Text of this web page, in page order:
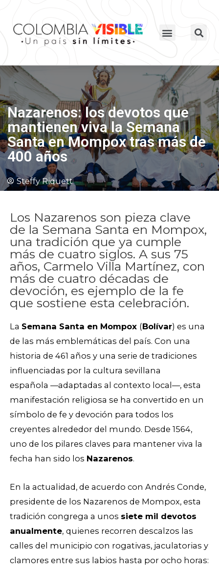
Nazarenos: los devotos que
mantienen viva la Semana
Santa en Mompox tras más de
400 años
Steffy Riquett
Los Nazarenos son pieza clave
de la Semana Santa en Mompox,
una tradición que ya cumple
más de cuatro siglos. A sus 75
años, Carmelo Villa Martínez, con
más de cuatro décadas de
devoción, es ejemplo de la fe
que sostiene esta celebración.
La Semana Santa en Mompox (Bolívar) es una
de las más emblemáticas del país. Con una
historia de 461 años y una serie de tradiciones
influenciadas por la cultura sevillana
española —adaptadas al contexto local—, esta
manifestación religiosa se ha convertido en un
símbolo de fe y devoción para todos los
creyentes alrededor del mundo. Desde 1564,
uno de los pilares claves para mantener viva la
fecha han sido los Nazarenos.
En la actualidad, de acuerdo con Andrés Conde,
presidente de los Nazarenos de Mompox, esta
tradición congrega a unos siete mil devotos
anualmente, quienes recorren descalzos las
calles del municipio con rogativas, jaculatorias y
clamores entre sus labios hasta por ocho horas: